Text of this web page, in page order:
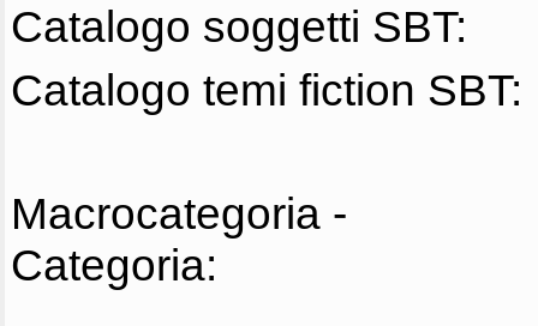
Catalogo soggetti SBT:
Catalogo temi fiction SBT:
Macrocategoria -
Categoria: